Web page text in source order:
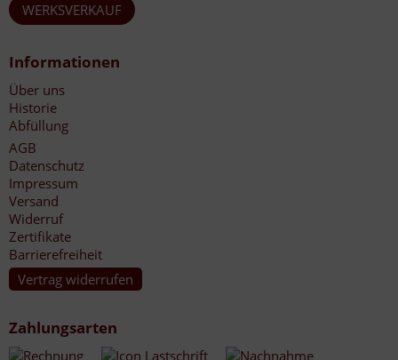
WERKSVERKAUF
Informationen
Über uns
Historie
Abfüllung
AGB
Datenschutz
Impressum
Versand
Widerruf
Zertifikate
Barrierefreiheit
Vertrag widerrufen
Zahlungsarten